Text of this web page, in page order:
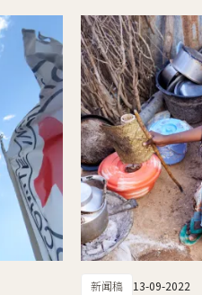
新闻稿 13-09-2022